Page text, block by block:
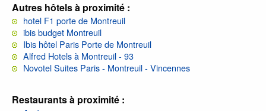
Autres hôtels à proximité :
hotel F1 porte de Montreuil
ibis budget Montreuil
Ibis hôtel Paris Porte de Montreuil
Alfred Hotels à Montreuil - 93
Novotel Suites Paris - Montreuil - Vincennes
Restaurants à proximité :